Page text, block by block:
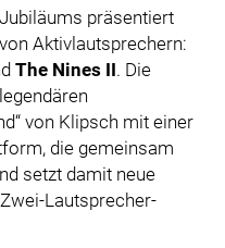
PRODUCTS
präsentiert
Aktivlautsprechern:
The Nines II. Die
von Klipsch mit einer
die gemeinsam
setzt damit neue
Lautsprecher-